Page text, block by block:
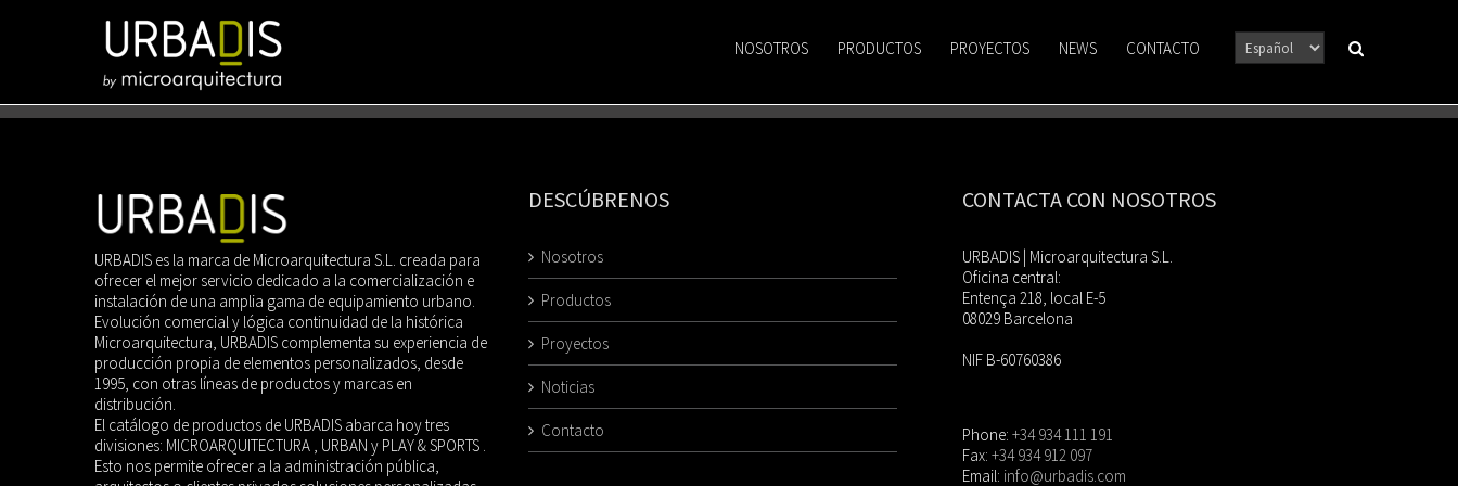
NOSOTROS PRODUCTOS PROYECTOS NEWS CONTACTO
URBADIS es la marca de Microarquitectura S.L. creada para
ofrecer el mejor servicio dedicado a la comercialización e
instalación de una amplia gama de equipamiento urbano.
Evolución comercial y lógica continuidad de la histórica
Microarquitectura, URBADIS complementa su experiencia de
producción propia de elementos personalizados, desde
1995, con otras líneas de productos y marcas en
distribución.
El catálogo de productos de URBADIS abarca hoy tres
divisiones: MICROARQUITECTURA , URBAN y PLAY & SPORTS .
Esto nos permite ofrecer a la administración pública,
DESCÚBRENOS
Nosotros
Productos
Proyectos
Noticias
Contacto
CONTACTA CON NOSOTROS
URBADIS | Microarquitectura S.L.
Oficina central:
Entença 218, local E-5
08029 Barcelona
NIF B-60760386
Phone: +34 934 111 191
Fax: +34 934 912 097
Email: info@urbadis.com